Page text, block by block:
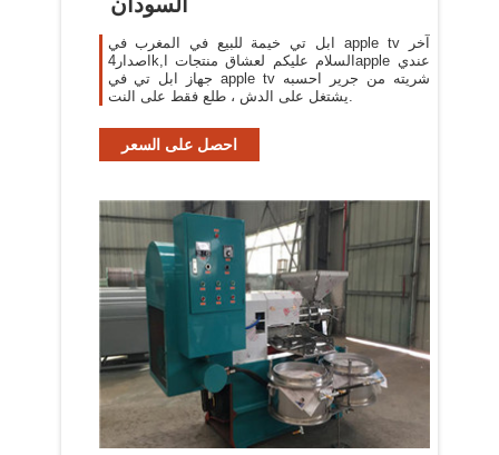
ابل تي خيمة للبيع في المغرب في apple tv آخر
اصدار4k,السلام عليكم لعشاق منتجات اapple عندي
جهاز ابل تي في apple tv شريته من جرير احسبه
يشتغل على الدش ، طلع فقط على النت.
احصل على السعر